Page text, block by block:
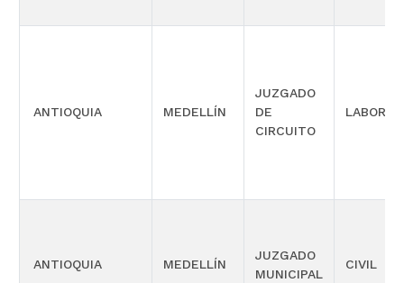
ANTIOQUIA MEDELLÍN
JUZGADO
DE
CIRCUITO
LABORAL
ANTIOQUIA MEDELLÍN
JUZGADO
MUNICIPAL
CIVIL